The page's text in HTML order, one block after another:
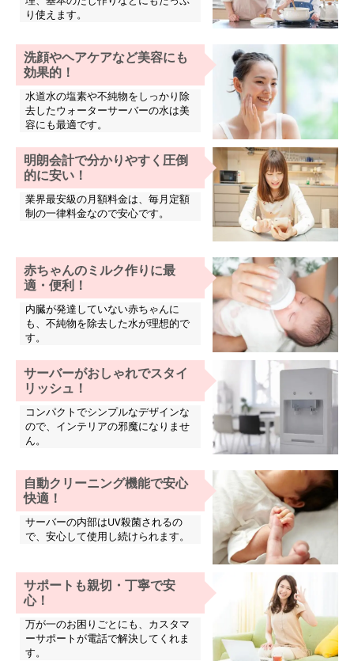
り使えます。
洗顔やヘアケアなど美容にも
効果的！
水道水の塩素や不純物をしっかり除
去したウォーターサーバーの水は美
容にも最適です。
明朗会計で分かりやすく圧倒
的に安い！
業界最安級の月額料金は、毎月定額
制の一律料金なので安心です。
赤ちゃんのミルク作りに最
適・便利！
内臓が発達していない赤ちゃんに
も、不純物を除去した水が理想的で
す。
サーバーがおしゃれでスタイ
リッシュ！
コンパクトでシンプルなデザインな
ので、インテリアの邪魔になりませ
ん。
自動クリーニング機能で安心
快適！
サーバーの内部はUV殺菌されるの
で、安心して使用し続けられます。
サポートも親切・丁寧で安
心！
万が一のお困りごとにも、カスタマ
ーサポートが電話で解決してくれま
す。